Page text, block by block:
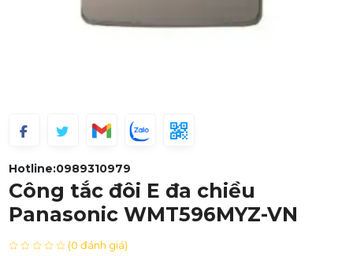
Hotline:0989310979
Công tắc đôi E đa chiều
Panasonic WMT596MYZ-VN
(0 đánh giá)